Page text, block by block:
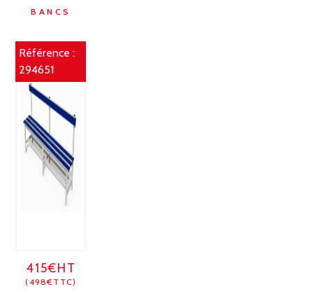
BANCS
Référence :
294651
415€HT
(498€TTC)